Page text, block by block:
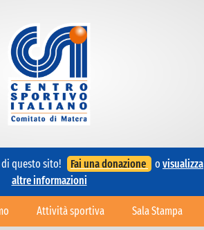
questo sito! Fai una donazione o visualizza
altre informazioni
Attività sportiva Sala Stampa